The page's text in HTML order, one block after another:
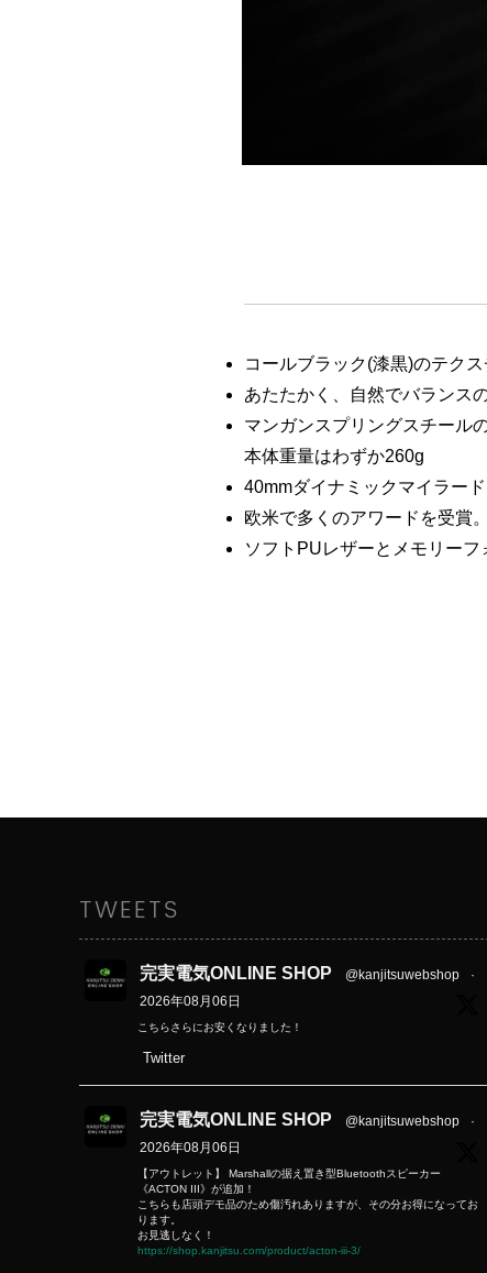
コールブラック(漆黒)のテク
あたたかく、自然でバランス
マンガンスプリングスチール
本体重量はわずか260g
40mmダイナミックマイラー
欧米で多くのアワードを受賞
ソフトPUレザーとメモリー
TWEETS
完実電気ONLINE SHOP @kanjitsuwebshop
·
2026年08月06日
こちらさらにお安くなりました！
Twitter
完実電気ONLINE SHOP @kanjitsuwebshop
·
2026年08月06日
【アウトレット】 Marshallの据え置き型Bluetoothスピーカー
《ACTON III》が追加！
こちらも店頭デモ品のため傷汚れありますが、その分お得になってお
ります。
お見逃しなく！
https://shop.kanjitsu.com/product/acton-iii-3/